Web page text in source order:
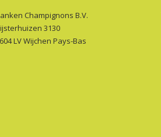
Champignons B.V.
3130
LV Wijchen Pays-Bas